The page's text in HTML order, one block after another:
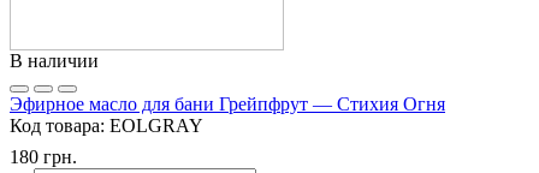
В наличии
Эфирное масло для бани Грейпфрут — Стихия Огня
Код товара: EOLGRAY
180 грн.